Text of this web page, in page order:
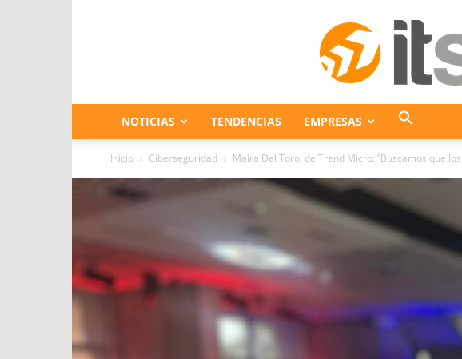
NOTICIAS TENDENCIAS EMPRESAS
Inicio Ciberseguridad Maira Del Toro, de Trend Micro: “Buscamos que